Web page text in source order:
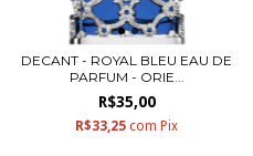
DECANT - ROYAL BLEU EAU DE
PARFUM - ORIE...
R$35,00
R$33,25 com Pix